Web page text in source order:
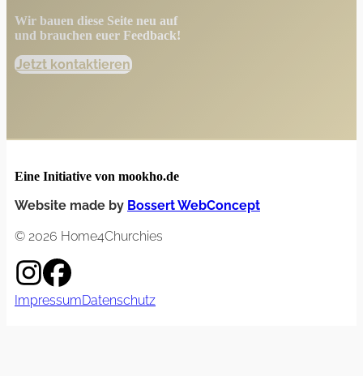
Wir bauen diese Seite neu auf
und brauchen euer Feedback!
Jetzt kontaktieren
Eine Initiative von mookho.de
Website made by Bossert WebConcept
© 2026 Home4Churchies
ImpressumDatenschutz